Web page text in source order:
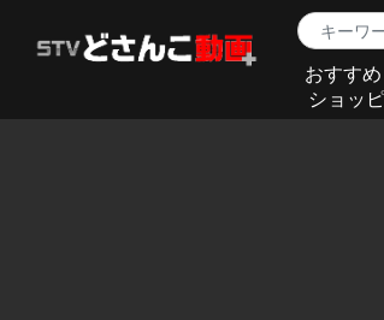
おすす
ショッ